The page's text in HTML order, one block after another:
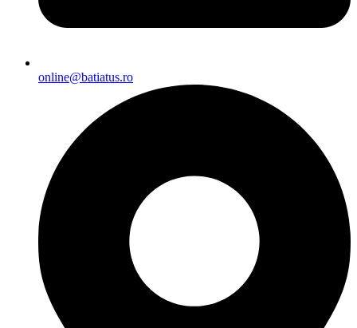
online@batiatus.ro